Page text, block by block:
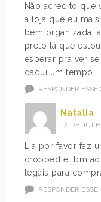
Não acredito que
a loja que eu
bem organizada,
preto lá que
esperar pra ver
daqui um tempo.
RESPONDER
Natalia
12 DE
Lia por favor faz
cropped e tbm
legais para
RESPONDER